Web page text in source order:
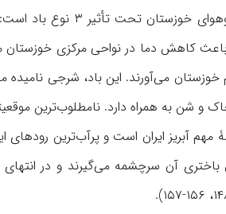
و شن به همراه دارد. نامطلوب‌ترین
یکی از ۴ حوضۀ مهم آبریز ایران است و
آن سرچشمه می‌گیرند و در